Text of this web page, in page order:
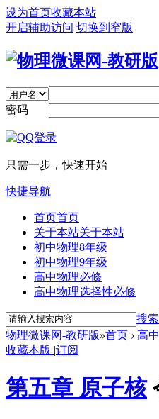
设为首页收藏本站
开启辅助访问 切换到窄版
密码
只需一步，快速开始
快捷导航
首页首页
关于本站关于本站
初中物理8年级
初中物理9年级
高中物理必修
高中物理选择性必修
搜索
物理微课网-教研版»首页 › 高
收藏本版 |订阅
第五章 原子核